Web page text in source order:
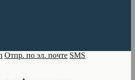
Отпр. по эл. почте SMS